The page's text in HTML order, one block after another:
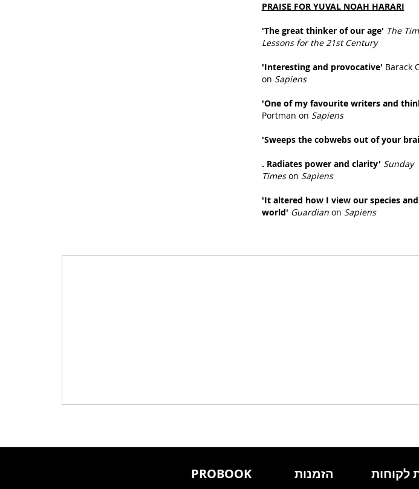
PRAISE FOR YUVAL NOAH HARARI
'The great thinker of our age' The
Lessons for the 21st Century
'Interesting and provocative' Barack
on Sapiens
'One of my favourite writers and
Portman on Sapiens
'Sweeps the cobwebs out of your
. Radiates power and clarity' Sunday
Timeson Sapiens
'It altered how I view our species
world' Guardian on Sapiens
לקוחות הזמנות PROBOOK